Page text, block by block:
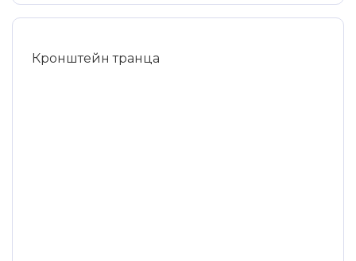
Кронштейн транца